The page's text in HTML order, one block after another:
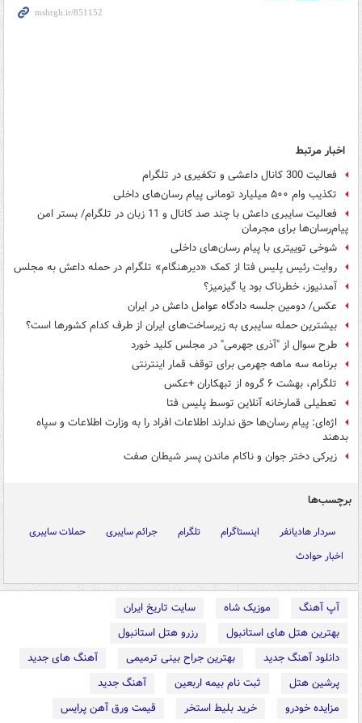
اخبار مرتبط
فعالیت 300 کانال داعشی و تکفیری در تلگرام
تکذیب وام ۵۰۰ میلیارد تومانی پیام رسان‌های داخلی
فعالیت سایبری داعش با چند صد کانال و 11 زبان در تلگرام/ بستر امن
پیام‌رسان‌ها برای مجرمان
شوخی توییتری با پیام رسان‌های داخلی
روایت رئیس پلیس فتا از کمک «دیرهنگام» تلگرام در حمله داعش به مجلس
آمدنیوز، خطرناک‌ بود یا گیزمیز؟
عکس/ دومین جلسه دادگاه عوامل داعش در ایران
بیشترین حمله سایبری به زیرساخت‌های ایران از طرف کدام کشورها است؟
طرح سوال از "آذری جهرمی" در مجلس کلید خورد
برنامه سه ماهه جهرمی برای توقف قمار اینترنتی
تلگرام، بهشت ۶ گروه از تبهکاران +عکس
تعطیلی قمارخانه آنلاین توسط پلیس فتا
اژه‌ای: پیام رسان‌ها حق ندارند اطلاعات افراد را به وزارت اطلاعات و سپاه
بدهند
زیرکی دختر جوان و ناکام ماندن پسر شیطان صفت
برچسب‌ها
سردار هادیانفر اینستاگرام تلگرام جرائم سایبری
حملات سایبری
اخبار حوادث
آپ آهنگ موزیک شاه
سایت تاریخ ایران
بهترین هتل های استانبول
رزرو هتل استانبول
دانلود آهنگ جدید
بهترین جراح بینی ترمیمی
آهنگ های جدید
پرشین هتل
ثبت نام بیمه اربعین
آهنگ جدید
مزایده خودرو
خرید بلیط استخر
قیمت ورق آهن پرایس